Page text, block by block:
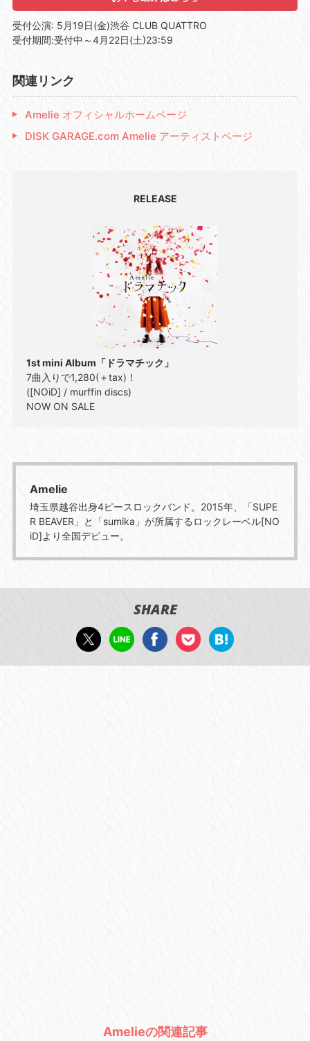
受付公演: 5月19日(金)渋谷 CLUB QUATTRO
受付期間:受付中～4月22日(土)23:59
関連リンク
Amelie オフィシャルホームページ
DISK GARAGE.com Amelie アーティストページ
RELEASE
1st mini Album「ドラマチック」
7曲入りで1,280(＋tax)！
([NOiD] / murffin discs)
NOW ON SALE
Amelie
埼玉県越谷出身4ピースロックバンド。2015年、「SUPE
R BEAVER」と「sumika」が所属するロックレーベル[NO
iD]より全国デビュー。
SHARE
Amelieの関連記事